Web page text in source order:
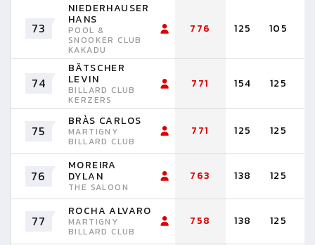
73
NIEDERHAUSER
HANS
POOL &
SNOOKER CLUB
KAKADU
776 125 105
74
BÄTSCHER
LEVIN
BILLARD CLUB
KERZERS
771 154 125
75
BRÀS CARLOS
MARTIGNY
BILLARD CLUB
771 125 125
76
MOREIRA
DYLAN
THE SALOON
763 138 125
77
ROCHA ALVARO
MARTIGNY
BILLARD CLUB
758 138 125